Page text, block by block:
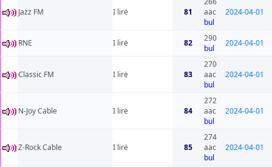
Jazz FM I lirë 81
aac
bul
2024-04-01
RNE I lirë 82
290
bul
2024-04-01
Classic FM I lirë 83
270
aac
bul
2024-04-01
N-Joy Cable I lirë 84
272
aac
bul
2024-04-01
Z-Rock Cable I lirë 85
274
aac
bul
2024-04-01